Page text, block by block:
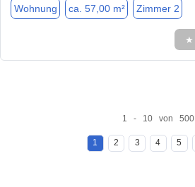
Wohnung ca. 57,00 m² Zimmer 2
★
1 - 10 von 500
1 2 3 4 5